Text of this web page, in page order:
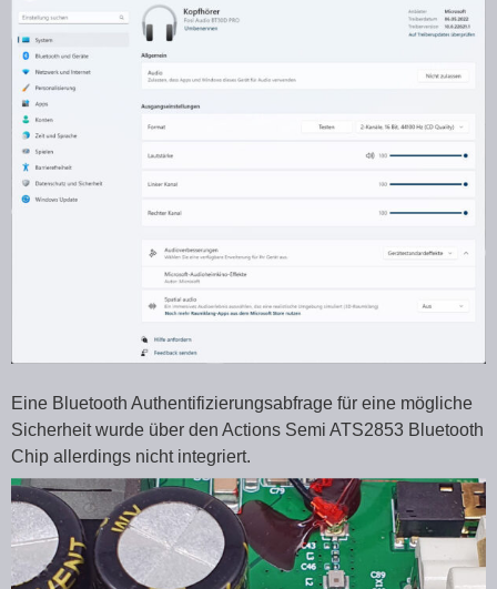
Eine Bluetooth Authentifizierungsabfrage für eine mögliche
Sicherheit wurde über den Actions Semi ATS2853 Bluetooth
Chip allerdings nicht integriert.